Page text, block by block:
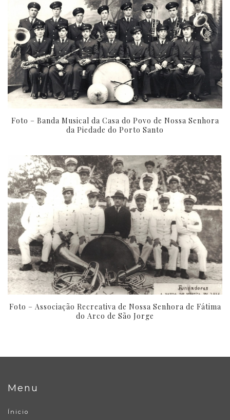
Foto – Banda Musical da Casa do Povo de Nossa Senhora
da Piedade do Porto Santo
Foto – Associação Recreativa de Nossa Senhora de Fátima
do Arco de São Jorge
Menu
Ínicio